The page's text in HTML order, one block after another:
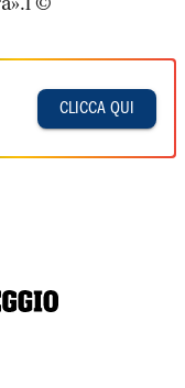
CLICCA QUI